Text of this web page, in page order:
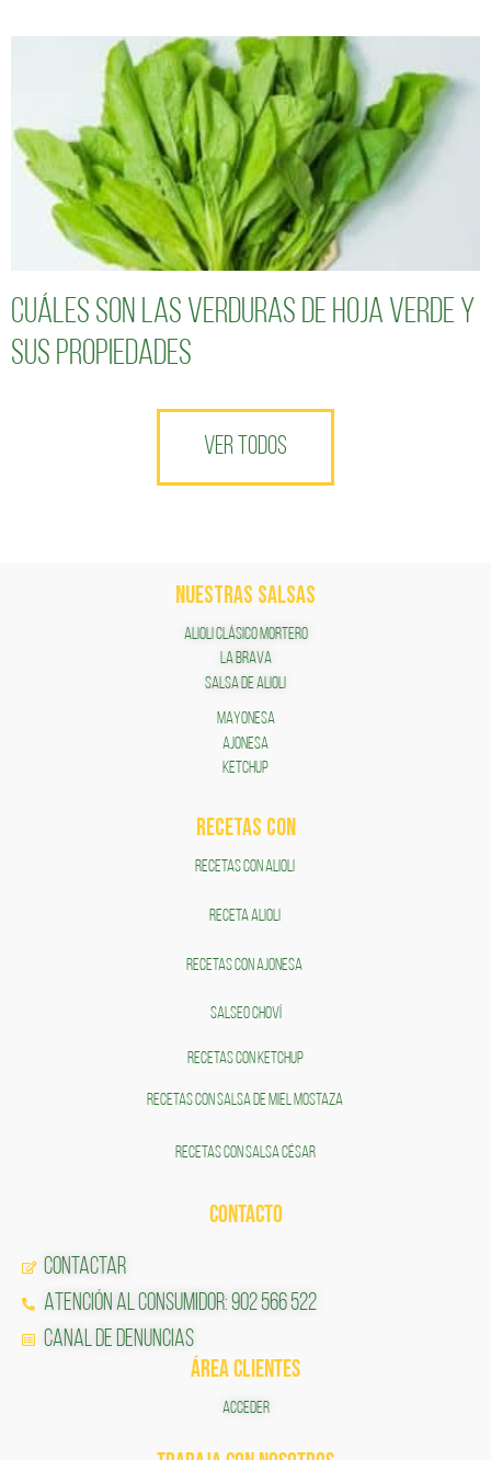
Cuáles son las verduras de hoja verde y
sus propiedades
VER TODOS
NUESTRAS SALSAS
ALIOLI CLÁSICO MORTERO
LA BRAVA
SALSA DE ALIOLI
MAYONESA
AJONESA
KETCHUP
RECETAS COn
RECETAS CON ALIOLI
RECETA ALIOLI
RECETAS CON AJONESA
SALSEO CHOVÍ
RECETAS CON KETCHUP
RECETAS CON SALSA DE MIEL MOSTAZA
RECETAS CON SALSA CÉSAR
CONTACTO
Contactar
Atención al Consumidor: 902 566 522
Canal de Denuncias
ÁREA CLIENTES
ACCEDER